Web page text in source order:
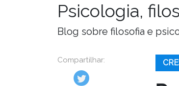
Psicologia,
Blog sobre filosofia e
Compartilhar: